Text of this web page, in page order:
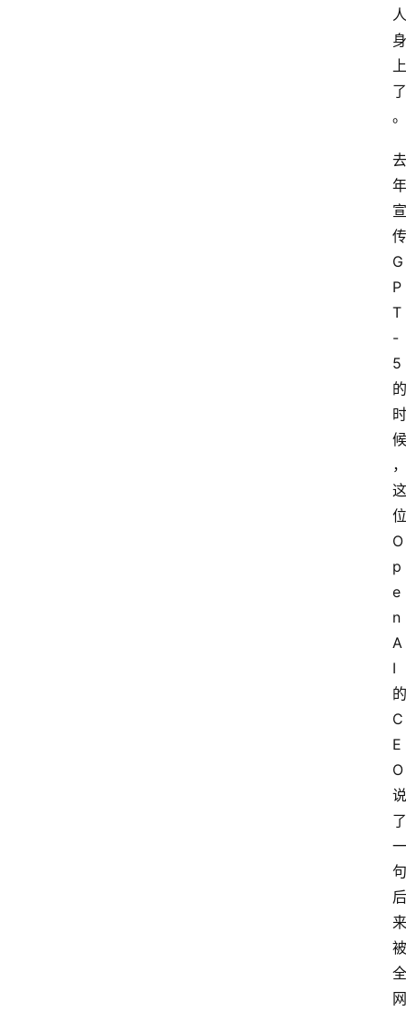
人
身
上
了
。
去
年
宣
传
G
P
T
-
5
的
时
候
，
这
位
O
p
e
n
A
I
的
C
E
O
说
了
一
句
后
来
被
全
网